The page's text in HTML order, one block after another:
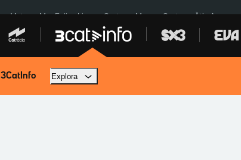
a Meta Mor Felipe Lipe Ceuta Menors Ceuta Àtic Ayuso
3CatInfo Explora